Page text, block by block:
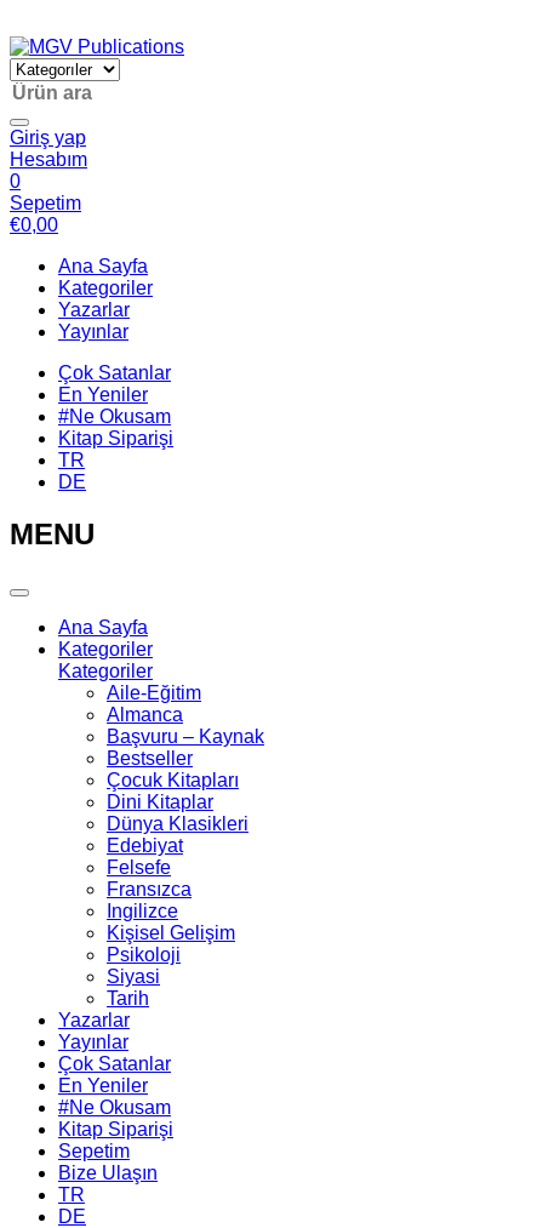
Giriş yap
Hesabım
0
Sepetim
€0,00
Ana Sayfa
Kategoriler
Yazarlar
Yayınlar
Çok Satanlar
En Yeniler
#Ne Okusam
Kitap Siparişi
TR
DE
MENU
Ana Sayfa
Kategoriler
Kategoriler
Aile-Eğitim
Almanca
Başvuru – Kaynak
Bestseller
Çocuk Kitapları
Dini Kitaplar
Dünya Klasikleri
Edebiyat
Felsefe
Fransızca
Ingilizce
Kişisel Gelişim
Psikoloji
Siyasi
Tarih
Yazarlar
Yayınlar
Çok Satanlar
En Yeniler
#Ne Okusam
Kitap Siparişi
Sepetim
Bize Ulaşın
TR
DE